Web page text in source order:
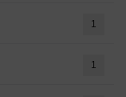
1
1